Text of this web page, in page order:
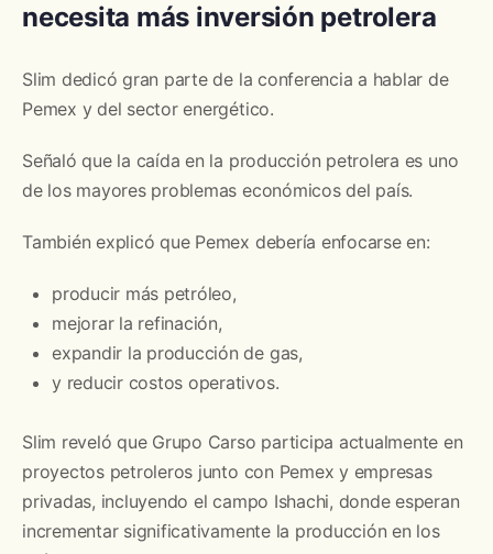
necesita más inversión petrolera
Slim dedicó gran parte de la conferencia a hablar de
Pemex y del sector energético.
Señaló que la caída en la producción petrolera es uno
de los mayores problemas económicos del país.
También explicó que Pemex debería enfocarse en:
producir más petróleo,
mejorar la refinación,
expandir la producción de gas,
y reducir costos operativos.
Slim reveló que Grupo Carso participa actualmente en
proyectos petroleros junto con Pemex y empresas
privadas, incluyendo el campo Ishachi, donde esperan
incrementar significativamente la producción en los